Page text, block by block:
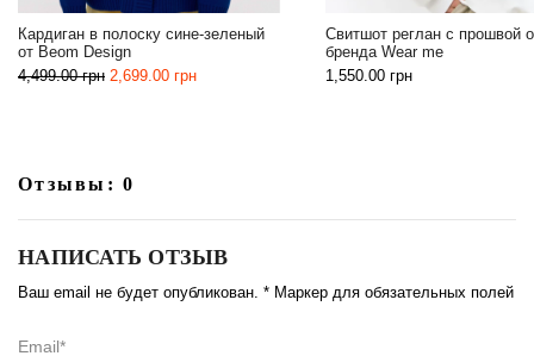
Свитшот реглан с прошвой от
бренда Wear me
1,550.00грн
Design
5,899.00 грн
Отзывы: 0
НАПИСАТЬ ОТЗЫВ
Ваш email не будет опубликован. * Маркер для обязательных полей
Email*